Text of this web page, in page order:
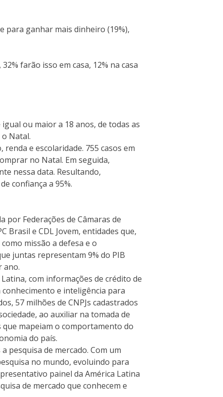
para ganhar mais dinheiro (19%),
farão isso em casa, 12% na casa
ou maior a 18 anos, de todas as
Natal.
e escolaridade. 755 casos em
no Natal. Em seguida,
nessa data. Resultando,
confiança a 95%.
por Federações de Câmaras de
Brasil e CDL Jovem, entidades que,
missão a defesa e o
juntas representam 9% do PIB
ano.
com informações de crédito de
e inteligência para
57 milhões de CNPJs cadastrados
ao auxiliar na tomada de
que mapeiam o comportamento do
do país.
pesquisa de mercado. Com um
no mundo, evoluindo para
painel da América Latina
de mercado que conhecem e